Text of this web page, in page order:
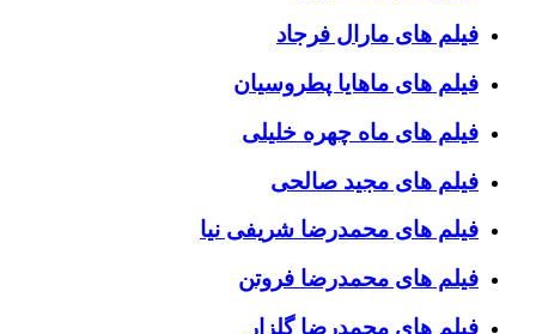
فیلم های مارال فرجاد
فیلم های ماهایا پطروسیان
فیلم های ماه چهره خلیلی
فیلم های مجید صالحی
فیلم های محمدرضا شریفی نیا
فیلم های محمدرضا فروتن
فیلم های محمدرضا گلزار